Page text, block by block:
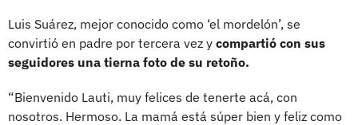
Luis Suárez, mejor conocido como ‘el mordelón’, se
convirtió en padre por tercera vez y compartió con sus
seguidores una tierna foto de su retoño.
“Bienvenido Lauti, muy felices de tenerte acá, con
nosotros. Hermoso. La mamá está súper bien y feliz como